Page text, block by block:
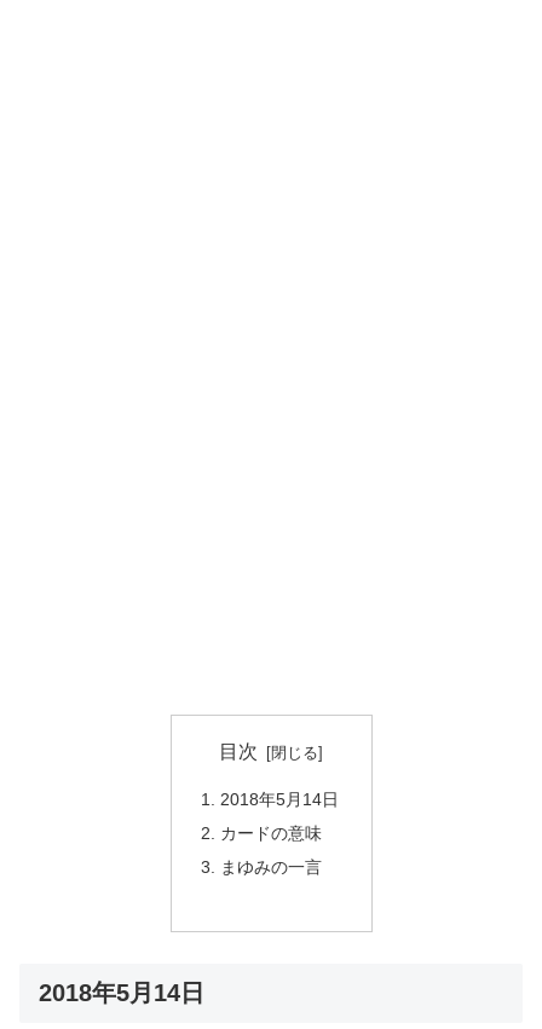
目次
2018年5月14日
カードの意味
まゆみの一言
2018年5月14日